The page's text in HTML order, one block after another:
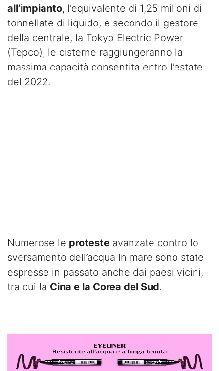
all’impianto, l’equivalente di 1,25 milioni di
tonnellate di liquido, e secondo il gestore
della centrale, la Tokyo Electric Power
(Tepco), le cisterne raggiungeranno la
massima capacità consentita entro l’estate
del 2022.
Numerose le proteste avanzate contro lo
sversamento dell’acqua in mare sono state
espresse in passato anche dai paesi vicini,
tra cui la Cina e la Corea del Sud.